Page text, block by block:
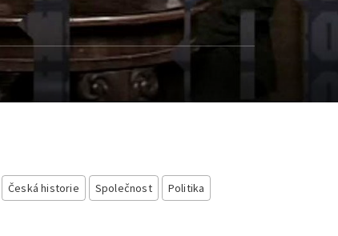
Česká historie Společnost
Politika